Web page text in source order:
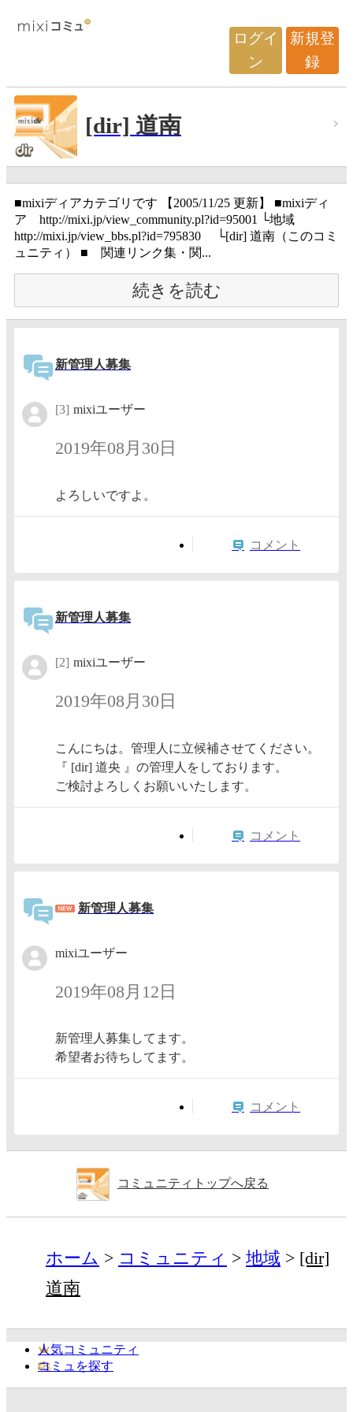
ログイ
ン
新規登
録
[dir] 道南
■mixiディアカテゴリです 【2005/11/25 更新】 ■mixiディ
ア http://mixi.jp/view_community.pl?id=95001 └地域
http://mixi.jp/view_bbs.pl?id=795830 └[dir] 道南（このコミ
ュニティ） ■ 関連リンク集・関...
続きを読む
新管理人募集
[3] mixiユーザー
2019年08月30日
よろしいですよ。
コメント
新管理人募集
[2] mixiユーザー
2019年08月30日
こんにちは。管理人に立候補させてください。
『 [dir] 道央 』の管理人をしております。
ご検討よろしくお願いいたします。
コメント
新管理人募集
mixiユーザー
2019年08月12日
新管理人募集してます。
希望者お待ちしてます。
コメント
コミュニティトップへ戻る
ホーム コミュニティ 地域
[dir]
道南
人気コミュニティ
コミュを探す